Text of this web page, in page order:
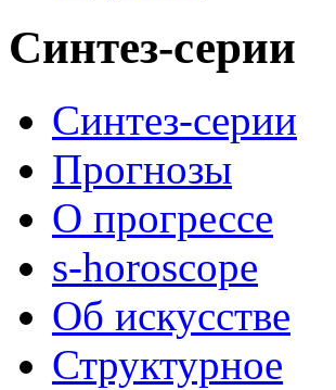
Синтез-серии
Синтез-серии
Прогнозы
О прогрессе
s-horoscope
Об искусстве
Структурное